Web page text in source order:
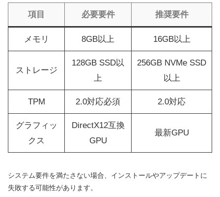
項目 必要要件 推奨要件
メモリ 8GB以上 16GB以上
ストレージ
128GB SSD以
上
256GB NVMe SSD
以上
TPM 2.0対応必須 2.0対応
グラフィッ
クス
DirectX12互換
GPU
最新GPU
システム要件を満たさない場合、インストールやアップデートに
失敗する可能性があります。